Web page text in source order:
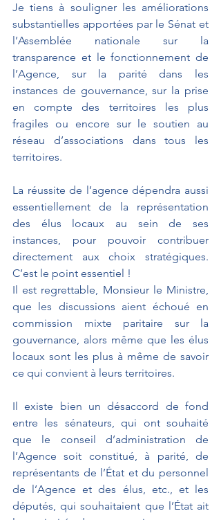
Je tiens à souligner les améliorations
substantielles apportées par le Sénat et
l’Assemblée nationale sur la
transparence et le fonctionnement de
l’Agence, sur la parité dans les
instances de gouvernance, sur la prise
en compte des territoires les plus
fragiles ou encore sur le soutien au
réseau d’associations dans tous les
territoires.
La réussite de l’agence dépendra aussi
essentiellement de la représentation
des élus locaux au sein de ses
instances, pour pouvoir contribuer
directement aux choix stratégiques.
C’est le point essentiel !
Il est regrettable, Monsieur le Ministre,
que les discussions aient échoué en
commission mixte paritaire sur la
gouvernance, alors même que les élus
locaux sont les plus à même de savoir
ce qui convient à leurs territoires.
Il existe bien un désaccord de fond
entre les sénateurs, qui ont souhaité
que le conseil d’administration de
l’Agence soit constitué, à parité, de
représentants de l’État et du personnel
de l’Agence et des élus, etc., et les
députés, qui souhaitaient que l’État ait